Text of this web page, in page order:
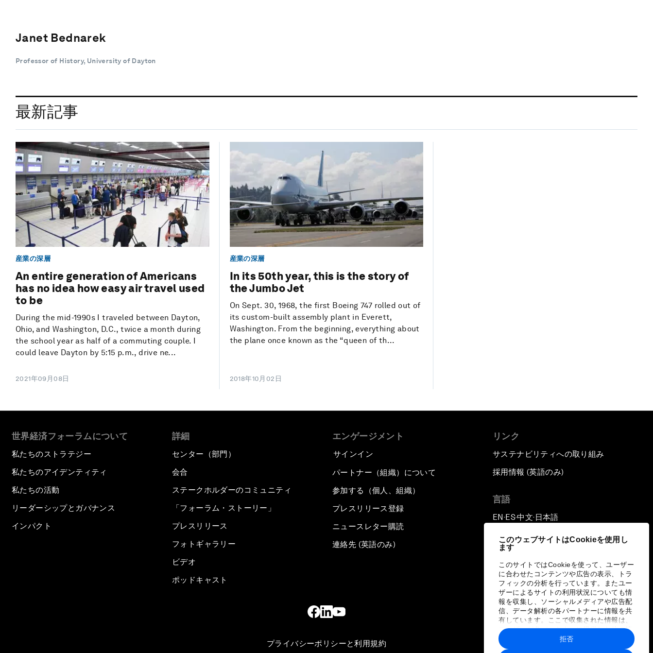
このウェブサイトはCookieを使用し
ます
このサイトではCookieを使って、ユーザー
に合わせたコンテンツや広告の表示、トラ
フィックの分析を行っています。またユー
ザーによるサイトの利用状況についても情
報を収集し、ソーシャルメディアや広告配
信、データ解析の各パートナーに情報を共
有しています。ここで収集された情報は、
ユーザーが各パートナーに提供した他の情
報や各パートナーのサービスを使用した際
に収集された情報と組み合わされ、各パー
拒否
Janet Bednarek
Professor of History, University of Dayton
最新記事
産業の深層
An entire generation of Americans
has no idea how easy air travel used
to be
During the mid-1990s I traveled between Dayton,
Ohio, and Washington, D.C., twice a month during
the school year as half of a commuting couple. I
could leave Dayton by 5:15 p.m., drive ne...
2021年09月08日
産業の深層
In its 50th year, this is the story of
the Jumbo Jet
On Sept. 30, 1968, the first Boeing 747 rolled out of
its custom-built assembly plant in Everett,
Washington. From the beginning, everything about
the plane once known as the “queen of th...
2018年10月02日
世界経済フォーラムについて
私たちのストラテジー
私たちのアイデンティティ
私たちの活動
リーダーシップとガバナンス
インパクト
詳細
センター（部門）
会合
ステークホルダーのコミュニティ
「フォーラム・ストーリー」
プレスリリース
フォトギャラリー
ビデオ
ポッドキャスト
エンゲージメント
サインイン
パートナー（組織）について
参加する（個人、組織）
プレスリリース登録
ニュースレター購読
連絡先 (英語のみ)
リンク
サステナビリティへの取り組み
採用情報 (英語のみ)
言語
EN ▪ ES▪中文▪ 日本語
プライバシーポリシーと利用規約